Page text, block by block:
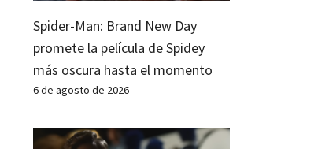
Spider-Man: Brand New Day
promete la película de Spidey
más oscura hasta el momento
6 de agosto de 2026